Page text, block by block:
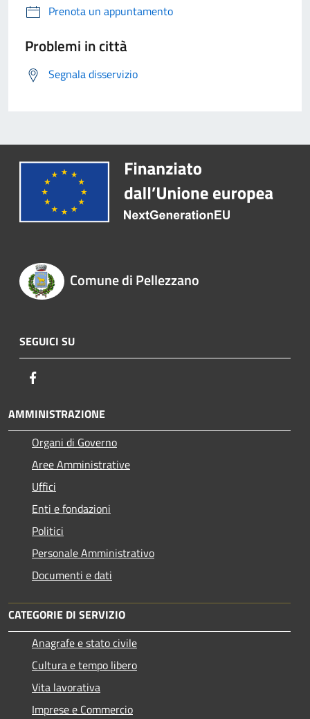
Prenota un appuntamento
Problemi in città
Segnala disservizio
Comune di Pellezzano
SEGUICI SU
AMMINISTRAZIONE
Organi di Governo
Aree Amministrative
Uffici
Enti e fondazioni
Politici
Personale Amministrativo
Documenti e dati
CATEGORIE DI SERVIZIO
Anagrafe e stato civile
Cultura e tempo libero
Vita lavorativa
Imprese e Commercio